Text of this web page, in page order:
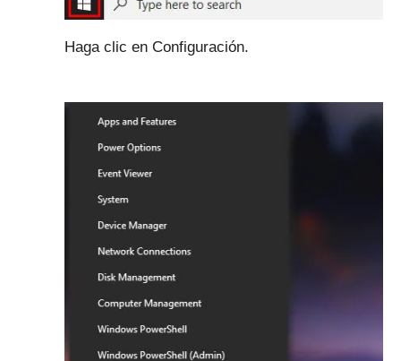
Haga clic en Configuración.